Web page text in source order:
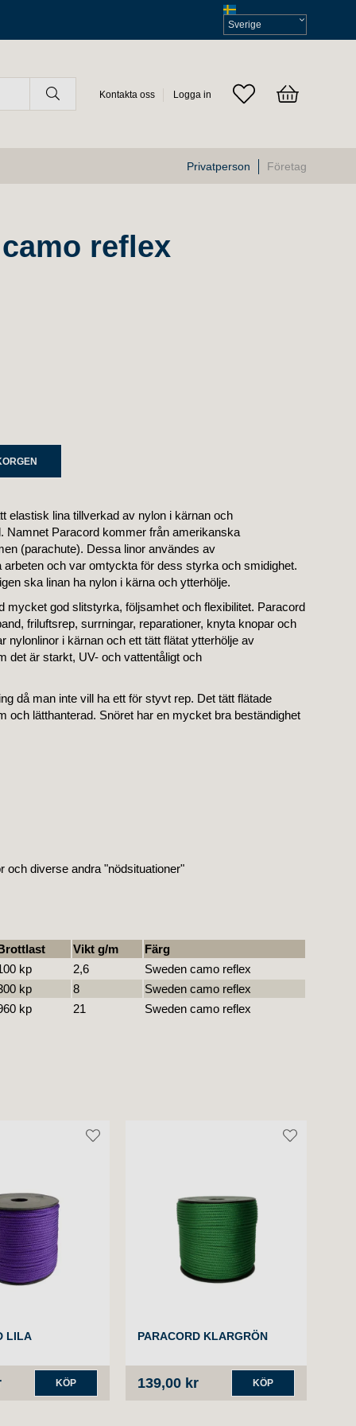
Välj
moms
Kontakta oss Logga in
Privatperson Företag
reflex
elastisk lina tillverkad av nylon i kärnan och
Namnet Paracord kommer från amerikanska
(parachute). Dessa linor användes av
och var omtyckta för dess styrka och smidighet.
ska linan ha nylon i kärna och ytterhölje.
mycket god slitstyrka, följsamhet och flexibilitet. Paracord
friluftsrep, surrningar, reparationer, knyta knopar och
nylonlinor i kärnan och ett tätt flätat ytterhölje av
det är starkt, UV- och vattentåligt och
då man inte vill ha ett för styvt rep. Det tätt flätade
och lätthanterad. Snöret har en mycket bra beständighet
och diverse andra "nödsituationer"
Vikt g/m
Färg
kp 2,6
Sweden camo reflex
kp 8
Sweden camo reflex
kp 21 Sweden camo reflex
LILA
KÖP
PARACORD KLARGRÖN
139,00 kr KÖP